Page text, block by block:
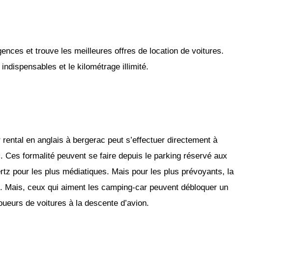
et trouve les meilleures offres de location de voitures.
et le kilométrage illimité.
en anglais à bergerac peut s’effectuer directement à
Ces formalité peuvent se faire depuis le parking réservé aux
pour les plus médiatiques. Mais pour les plus prévoyants, la
ceux qui aiment les camping-car peuvent débloquer un
de voitures à la descente d’avion.